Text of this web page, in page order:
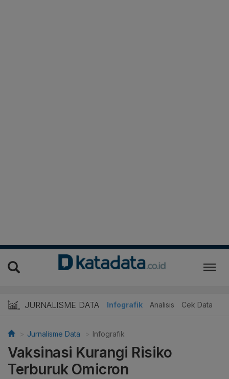
JURNALISME DATA Infografik Analisis Cek Data
Jurnalisme Data Infografik
Vaksinasi Kurangi Risiko
Terburuk Omicron